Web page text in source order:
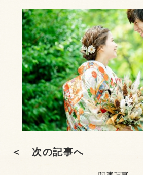
＜ 次の記事へ